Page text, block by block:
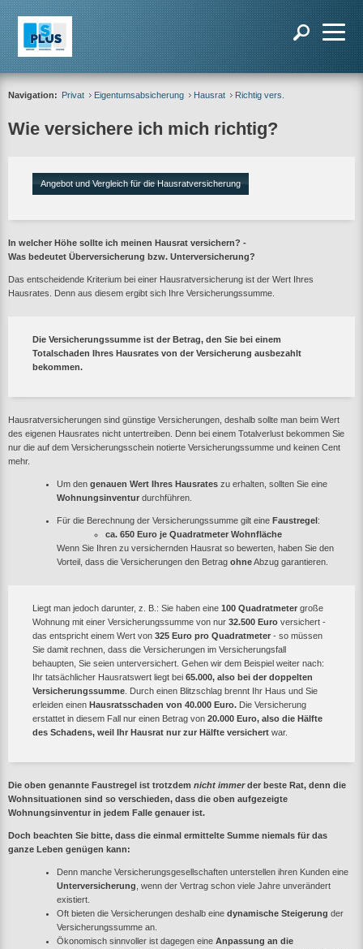
Navigation: Privat Eigentumsabsicherung Hausrat Richtig vers.
Wie versichere ich mich richtig?
Angebot und Vergleich für die Hausratversicherung
In welcher Höhe sollte ich meinen Hausrat versichern? -
Was bedeutet Überversicherung bzw. Unterversicherung?
Das entscheidende Kriterium bei einer Hausratversicherung ist der Wert Ihres
Hausrates. Denn aus diesem ergibt sich Ihre Versicherungssumme.
Die Versicherungssumme ist der Betrag, den Sie bei einem
Totalschaden Ihres Hausrates von der Versicherung ausbezahlt
bekommen.
Hausratversicherungen sind günstige Versicherungen, deshalb sollte man beim Wert
des eigenen Hausrates nicht untertreiben. Denn bei einem Totalverlust bekommen Sie
nur die auf dem Versicherungsschein notierte Versicherungssumme und keinen Cent
mehr.
Um den genauen Wert Ihres Hausrates zu erhalten, sollten Sie eine
Wohnungsinventur durchführen.
Für die Berechnung der Versicherungssumme gilt eine Faustregel:
ca. 650 Euro je Quadratmeter Wohnfläche
Wenn Sie Ihren zu versichernden Hausrat so bewerten, haben Sie den
Vorteil, dass die Versicherungen den Betrag ohneAbzug garantieren.
Liegt man jedoch darunter, z. B.: Sie haben eine 100 Quadratmeter große
Wohnung mit einer Versicherungssumme von nur 32.500 Euro versichert -
das entspricht einem Wert von 325 Euro pro Quadratmeter - so müssen
Sie damit rechnen, dass die Versicherungen im Versicherungsfall
behaupten, Sie seien unterversichert. Gehen wir dem Beispiel weiter nach:
Ihr tatsächlicher Hausratswert liegt bei 65.000, also bei der doppelten
Versicherungssumme . Durch einen Blitzschlag brennt Ihr Haus und Sie
erleiden einen Hausratsschaden von 40.000 Euro. Die Versicherung
erstattet in diesem Fall nur einen Betrag von 20.000 Euro, also die Hälfte
des Schadens, weil Ihr Hausrat nur zur Hälfte versichert war.
Die oben genannte Faustregel ist trotzdem nicht immerder beste Rat, denn die
Wohnsituationen sind so verschieden, dass die oben aufgezeigte
Wohnungsinventur in jedem Falle genauer ist.
Doch beachten Sie bitte, dass die einmal ermittelte Summe niemals für das
ganze Leben genügen kann:
Denn manche Versicherungsgesellschaften unterstellen ihren Kunden eine
Unterversicherung , wenn der Vertrag schon viele Jahre unverändert
existiert.
Oft bieten die Versicherungen deshalb eine dynamische Steigerung der
Versicherungssumme an.
Ökonomisch sinnvoller ist dagegen eine Anpassung an die